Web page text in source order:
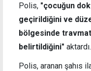
Polis, "çocuğun
geçirildiğini ve
bölgesinde
belirtildiğini" aktardı.
Polis, aranan şahıs